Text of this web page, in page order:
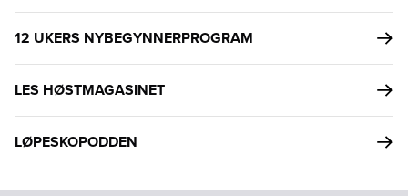
12 UKERS NYBEGYNNERPROGRAM
LES HØSTMAGASINET
LØPESKOPODDEN